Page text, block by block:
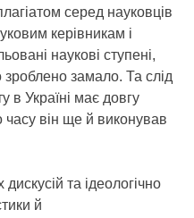
серед науковців
керівникам і
наукові ступені,
зроблено замало. Та слід
в Україні має довгу
часу він ще й виконував
та ідеологічно
й